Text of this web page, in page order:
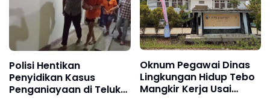
Polisi Hentikan
Penyidikan Kasus
Penganiayaan di Teluk
Oknum Pegawai Dinas
Lingkungan Hidup Tebo
Mangkir Kerja Usai